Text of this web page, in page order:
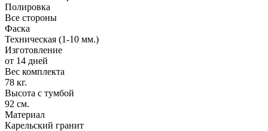
Полировка
Все стороны
Фаска
Техническая (1-10 мм.)
Изготовление
от 14 дней
Вес комплекта
78 кг.
Высота с тумбой
92 см.
Материал
Карельский гранит